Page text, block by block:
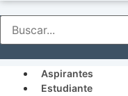
Aspirantes
Estudiante